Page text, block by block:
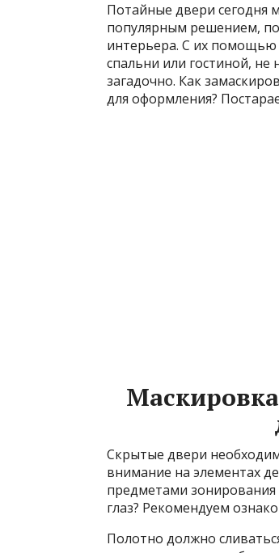
Потайные двери сегодня
популярным решением,
интерьера. С их
спальни или гостиной,
загадочно. Как
для оформления?
Скрытые двери
внимание на элементах
предметами зонирования
глаз? Рекомендуем
Полотно должно